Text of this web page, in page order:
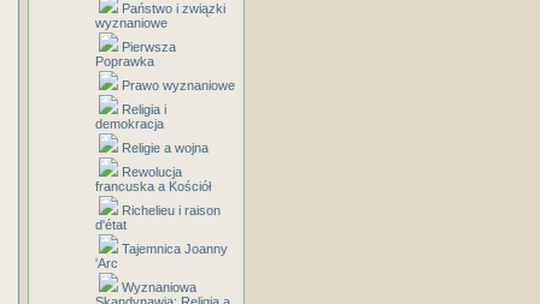
Państwo i związki
wyznaniowe
Pierwsza
Poprawka
Prawo wyznaniowe
Religia i
demokracja
Religie a wojna
Rewolucja
francuska a Kościół
Richelieu i raison
d'état
Tajemnica Joanny
'Arc
Wyznaniowa